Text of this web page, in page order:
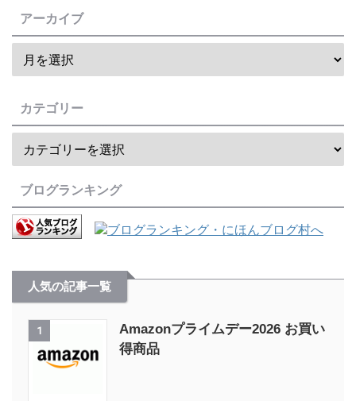
アーカイブ
カテゴリー
ブログランキング
人気の記事一覧
1
Amazonプライムデー2026 お買い
得商品